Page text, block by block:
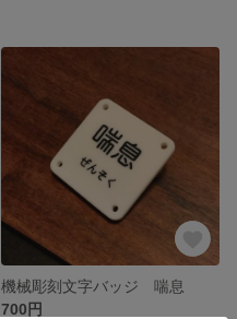
機械彫刻文字バッジ 喘息
700円